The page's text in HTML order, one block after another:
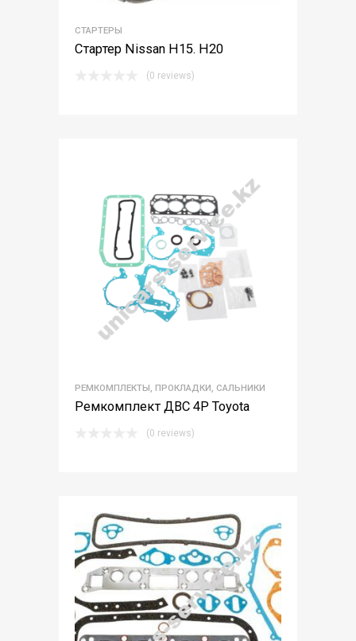
СТАРТЕРЫ
Стартер Nissan H15. H20
(0 reviews)
РЕМКОМПЛЕКТЫ, ПРОКЛАДКИ, САЛЬНИКИ
Ремкомплект ДВС 4Р Toyota
(0 reviews)